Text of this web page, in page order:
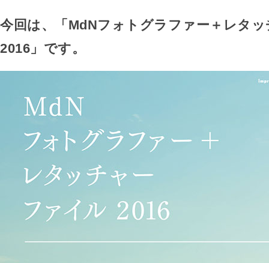
今回は、「MdNフォトグラファー＋レタ
2016」です。